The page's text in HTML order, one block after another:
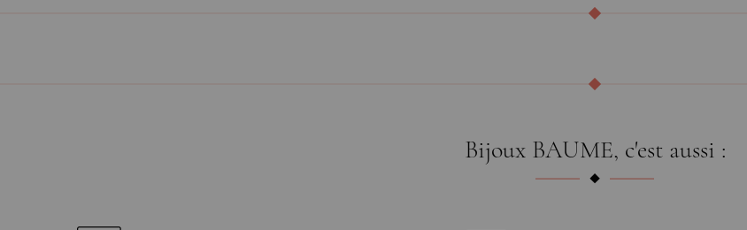
Bijoux BAUME, c'est aussi :